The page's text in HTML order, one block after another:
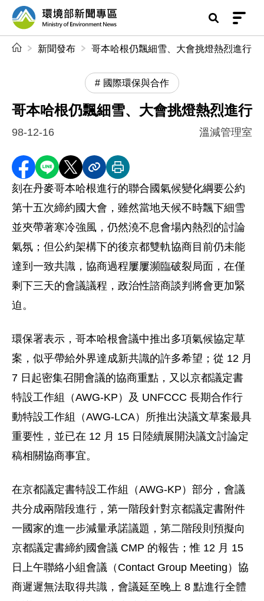
前往中央內容區塊
環境部新聞專區
新聞發布 哥本哈根仍飄細雪、大會挑燈熱烈進行
國際環保與合作
哥本哈根仍飄細雪、大會挑燈熱烈進行
98-12-16 溫減管理室
分享至 Facebook
分享到 LINE
分享到 X分享內容連結
列印本頁
刻在丹麥哥本哈根進行的聯合國氣候變化綱要公約
第十五次締約國大會，雖然當地天候不時飄下細雪
並夾帶著寒冷強風，仍然澆不息會場內熱烈的討論
氣氛；但公約架構下的後京都雙軌協商目前仍未能
達到一致共識，協商過程屢屢瀕臨破裂局面，在僅
剩下三天的會議議程，政治性諮商談判將會更加緊
迫。
環保署表示，哥本哈根會議中推出多項氣候協定草
案，似乎帶給外界達成新共識的許多希望；從 12 月
7 日起密集召開會議的協商重點，又以京都議定書
特設工作組（AWG-KP）及 UNFCCC 長期合作行
動特設工作組（AWG-LCA）所推出決議文草案最具
重要性，並已在 12 月 15 日陸續展開決議文討論定
稿相關協商事宜。
在京都議定書特設工作組（AWG-KP）部分，會議
共分成兩階段進行，第一階段針對京都議定書附件
一國家的進一步減量承諾議題，第二階段則預擬向
京都議定書締約國會議 CMP 的報告；惟 12 月 15
日上午聯絡小組會議（Contact Group Meeting）協
商遲遲無法取得共識，會議延至晚上 8 點進行全體